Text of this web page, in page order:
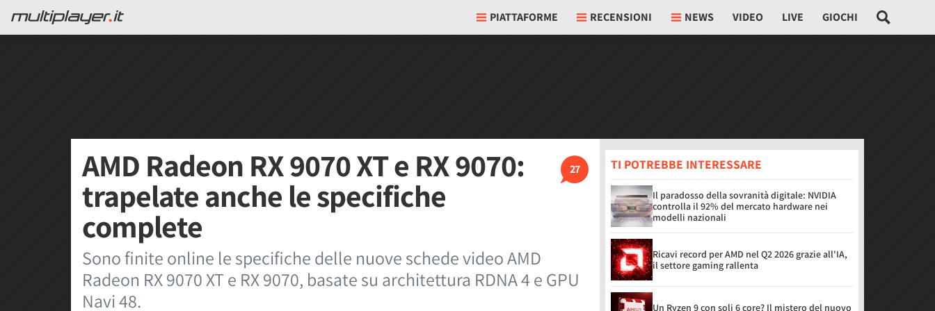
PIATTAFORME RECENSIONI NEWS VIDEO LIVE GIOCHI
27
AMD Radeon RX 9070 XT e RX 9070:
trapelate anche le specifiche
complete
Sono finite online le specifiche delle nuove schede video AMD
Radeon RX 9070 XT e RX 9070, basate su architettura RDNA 4 e GPU
Navi 48.
TI POTREBBE INTERESSARE
Il paradosso della sovranità digitale: NVIDIA
controlla il 92% del mercato hardware nei
modelli nazionali
Ricavi record per AMD nel Q2 2026 grazie all'IA,
il settore gaming rallenta
Un Ryzen 9 con soli 6 core? Il mistero del nuovo